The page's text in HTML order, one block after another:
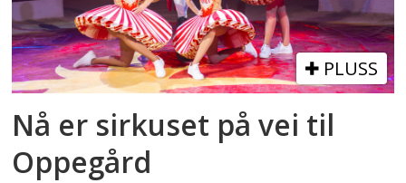
PLUSS
Nå er sirkuset på vei til
Oppegård